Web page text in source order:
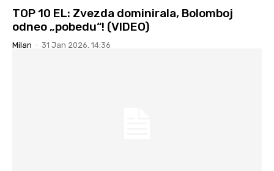
TOP 10 EL: Zvezda dominirala, Bolomboj
odneo „pobedu“! (VIDEO)
Milan - 31 Jan 2026. 14:36